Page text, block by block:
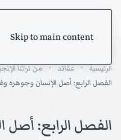
Skip to main content
الرئيسية عقائد من تراثنا
الفصل الرابع: أصل الإنسان وجوهره
الفصل الرابع: أصل